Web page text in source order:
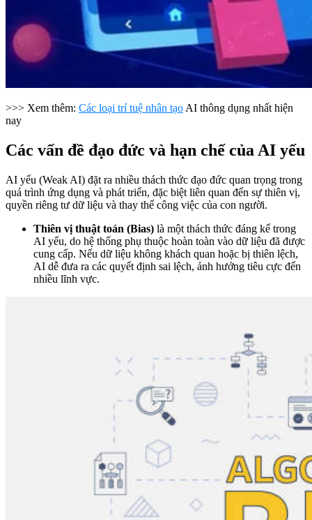
>>> Xem thêm: Các loại trí tuệ nhân tạo AI thông dụng nhất hiện
nay
Các vấn đề đạo đức và hạn chế của AI yếu
AI yếu (Weak AI) đặt ra nhiều thách thức đạo đức quan trọng trong
quá trình ứng dụng và phát triển, đặc biệt liên quan đến sự thiên vị,
quyền riêng tư dữ liệu và thay thế công việc của con người.
Thiên vị thuật toán (Bias) là một thách thức đáng kể trong
AI yếu, do hệ thống phụ thuộc hoàn toàn vào dữ liệu đã được
cung cấp. Nếu dữ liệu không khách quan hoặc bị thiên lệch,
AI dễ đưa ra các quyết định sai lệch, ảnh hưởng tiêu cực đến
nhiều lĩnh vực.